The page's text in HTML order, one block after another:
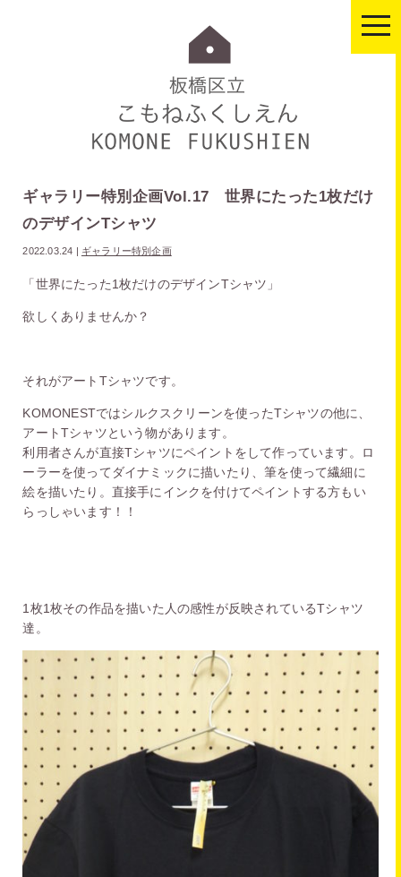
ギャラリー特別企画Vol.17 世界にたった1枚だけ
のデザインTシャツ
2022.03.24 ギャラリー特別企画
「世界にたった1枚だけのデザインTシャツ」
欲しくありませんか？
それがアートTシャツです。
KOMONESTではシルクスクリーンを使ったTシャツの他に、
アートTシャツという物があります。
利用者さんが直接Tシャツにペイントをして作っています。ロ
ーラーを使ってダイナミックに描いたり、筆を使って繊細に
絵を描いたり。直接手にインクを付けてペイントする方もい
らっしゃいます！！
1枚1枚その作品を描いた人の感性が反映されているTシャツ
達。